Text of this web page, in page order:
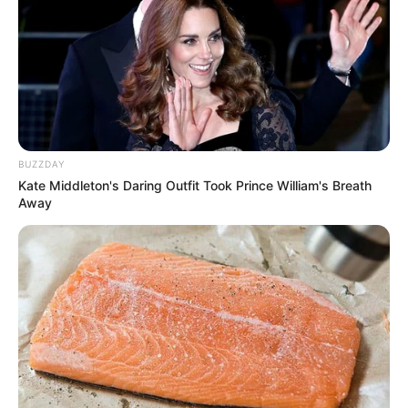
Resultado final do exame deverá ser divulgado no dia 30 de
janeiro, próxima terça-feira
Hoje é o último dia para se inscrever no Sistema de
Seleção Unificada (Sisu) 2024. Os interessados têm até as
23h59 desta quinta-feira (25).
Antes disso, os estudantes devem conferir a classificação,
por meio do Portal Único de Acesso ao Ensino Superior.
Todos os estudantes que participaram, fora da condição de
BUZZDAY
Kate Middleton's Daring Outfit Took Prince William's Breath
Away